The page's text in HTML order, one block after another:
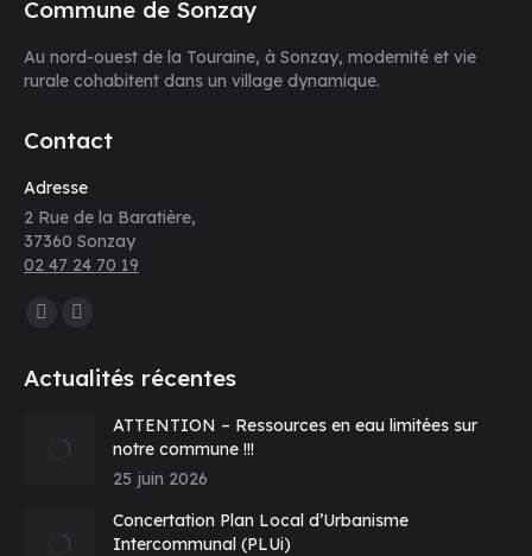
Commune de Sonzay
Au nord-ouest de la Touraine, à Sonzay, modernité et vie
rurale cohabitent dans un village dynamique.
Contact
Adresse
2 Rue de la Baratière,
37360 Sonzay
02 47 24 70 19
Trouvez nous sur :
Facebook
dans
fenêtre
E-
s'ouvre
dans
nouvelle
Actualités récentes
ATTENTION – Ressources en eau limitées sur
notre commune !!!
25 juin 2026
Concertation Plan Local d’Urbanisme
Intercommunal (PLUi)